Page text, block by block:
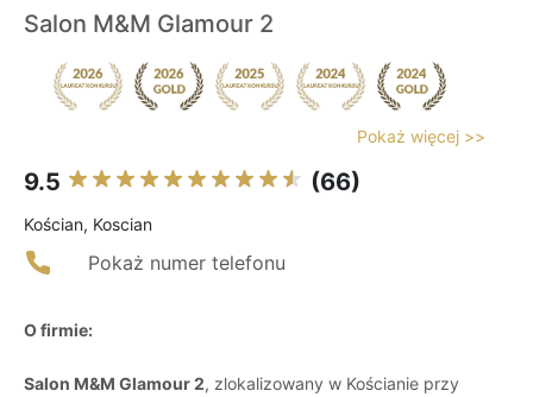
Salon M&M Glamour 2
Pokaż więcej >>
9.5 (66)
Kościan, Koscian
Pokaż numer telefonu
O firmie:
Salon M&M Glamour 2, zlokalizowany w Kościanie przy